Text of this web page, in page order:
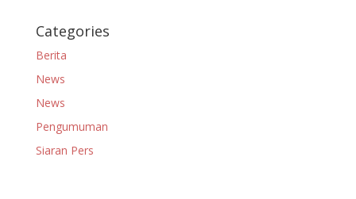
Categories
Berita
News
News
Pengumuman
Siaran Pers